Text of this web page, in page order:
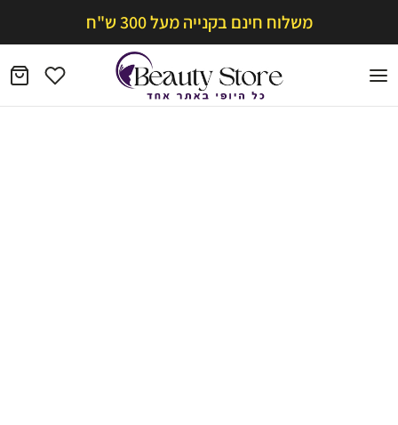
משלוח חינם בקנייה מעל 300 ש"ח